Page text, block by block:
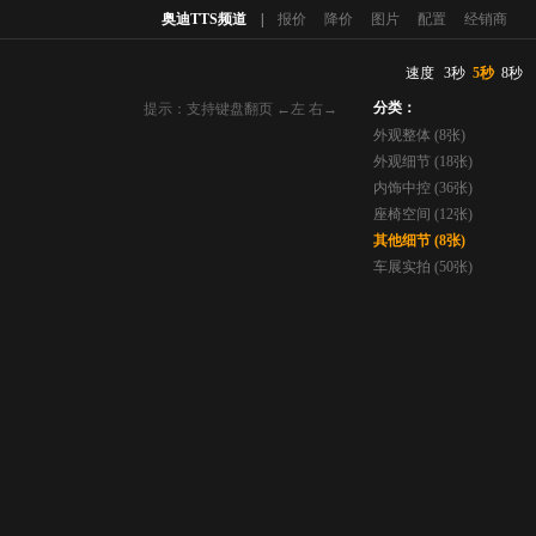
奥迪TTS频道 报价 降价 图片 配置 经销商
提示：支持键盘翻页 ←左 右→
速度 3秒 5秒 8秒
分类：
外观整体 (8张)
外观细节 (18张)
内饰中控 (36张)
座椅空间 (12张)
其他细节 (8张)
车展实拍 (50张)